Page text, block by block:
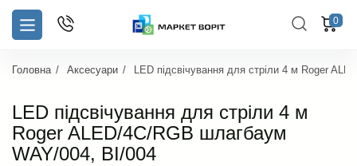
0
Головна Аксесуари LED підсвічування для стріли 4 м Roger
LED підсвічування для стріли 4 м
Roger ALED/4C/RGB шлагбаум
WAY/004, BI/004